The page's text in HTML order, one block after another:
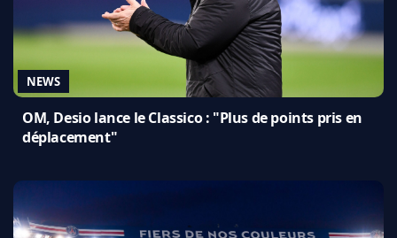
NEWS
OM, Desio lance le Classico : "Plus de points pris en
déplacement"